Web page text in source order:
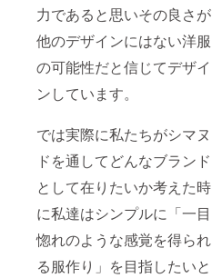
力であると思いその良さが
他のデザインにはない洋服
の可能性だと信じてデザイ
ンしています。
では実際に私たちがシマヌ
ドを通してどんなブランド
として在りたいか考えた時
に私達はシンプルに「一目
惚れのような感覚を得られ
る服作り」を目指したいと